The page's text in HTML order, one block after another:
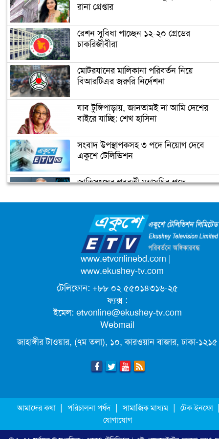
ঢাকায় বাসে আগুনের ঘটনায় ৯ মামলা,
এসআই আকবরের ৭ দিনের রিমান্ড মঞ্জুর
আদেশ স্থগিত
জঙ্গি আস্তানা সন্দেহে সিরাজগঞ্জে অভিযানে
র‌্যাব
মাদক মামলায় পাপিয়া দম্পতির বিরুদ্ধে
রানা গ্রেপ্তার
রেশন সুবিধা পাচ্ছেন ১২-২০ গ্রেডের
চাকরিজীবীরা
মোটরযানের মালিকানা পরিবর্তন নিয়ে
বিআরটিএর জরুরি নির্দেশনা
যাব টুঙ্গিপাড়ায়, জানতামই না আমি দেশের
বাইরে যাচ্ছি: শেখ হাসিনা
সংবাদ উপস্থাপকসহ ৩ পদে নিয়োগ দেবে
একুশে টেলিভিশন
জাতিসংঘের পরবর্তী মহাসচিব পদে
ক্যাম্পাস অ্যাম্বাসেডর নিয়োগ দিচ্ছে একুশে
টেলিভিশন
পদোন্নতি পেয়ে সচিব হলেন ২ কর্মকর্তা
লিগ্যাল এইডের মাধ্যমে সন্তান ফিরে পেল
সেই কিশোরী মা জুঁই
জেট ফুয়েলের দাম কমলো লিটারে ১৯ টাকা
মূল্যস্ফীতি কমে জুনে ৯ দশমিক ১৬ শতাংশ
ছুটিতে গিয়ে না ফিরলে ৩ বছরের নিষেধাজ্ঞা,
নতুন নিয়ম সৌদির
www.etvonlinebd.com |
www.ekushey-tv.com
টেলিফোন: +৮৮ ০২ ৫৫০১৪৩১৬-২৫
ফ্যক্স :
ইমেল: etvonline@ekushey-tv.com
Webmail
জাহাঙ্গীর টাওয়ার, (৭ম তলা), ১০, কারওয়ান বাজার, ঢাকা-১২১৫
আমাদের কথা | পরিচালনা পর্ষদ | সামাজিক মাধ্যম | টেক ইনফো
যোগাযোগ